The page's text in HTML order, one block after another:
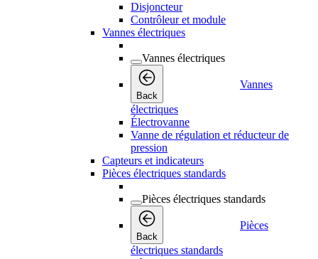
Disjoncteur
Contrôleur et module
Vannes électriques
Vannes électriques
Back
Vannes
électriques
Électrovanne
Vanne de régulation et réducteur de
pression
Capteurs et indicateurs
Pièces électriques standards
Pièces électriques standards
Back
Pièces
électriques standards